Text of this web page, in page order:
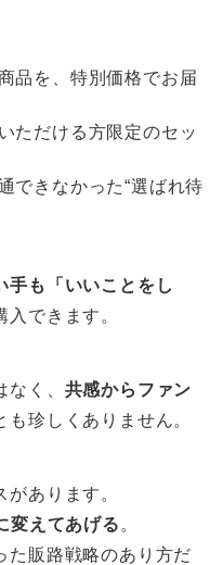
品を、特別価格でお届
ただける方限定のセッ
できなかった“選ばれ待
手も「いいことをし
入できます。
く、 共感からファン
も珍しくありません。
あります。
変えてあげる 。
た販路戦略のあり方だ